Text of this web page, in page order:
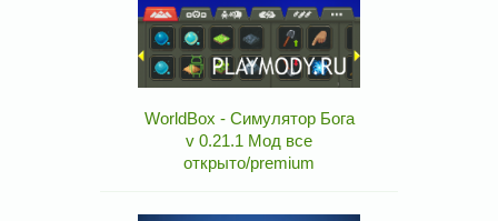
WorldBox - Симулятор Бога
v 0.21.1 Мод все
открыто/premium